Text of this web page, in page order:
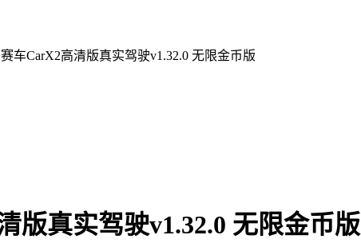
车CarX2高清版真实驾驶v1.32.0 无限金币版
版真实驾驶v1.32.0 无限金币版